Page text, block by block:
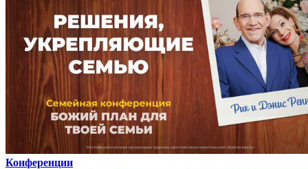
Конференции